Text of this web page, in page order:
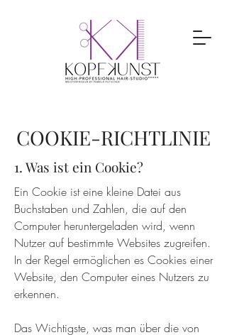
COOKIE-RICHTLINIE
1. Was ist ein Cookie?
Ein Cookie ist eine kleine Datei aus
Buchstaben und Zahlen, die auf den
Computer heruntergeladen wird, wenn
Nutzer auf bestimmte Websites zugreifen.
In der Regel ermöglichen es Cookies einer
Website, den Computer eines Nutzers zu
erkennen.
Das Wichtigste, was man über die von